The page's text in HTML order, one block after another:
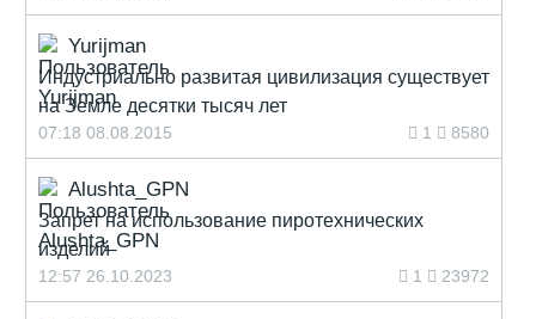
Yurijman
Индустриально развитая цивилизация существует
на Земле десятки тысяч лет
07:18 08.08.2015 1 8580
Alushta_GPN
Запрет на использование пиротехнических
изделий
12:57 26.10.2023 1 23972